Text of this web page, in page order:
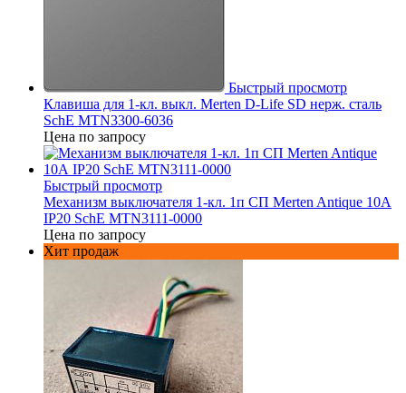
Быстрый просмотр
Клавиша для 1-кл. выкл. Merten D-Life SD нерж. сталь
SchE MTN3300-6036
Цена по запросу
Быстрый просмотр
Механизм выключателя 1-кл. 1п СП Merten Antique 10А
IP20 SchE MTN3111-0000
Цена по запросу
Хит продаж